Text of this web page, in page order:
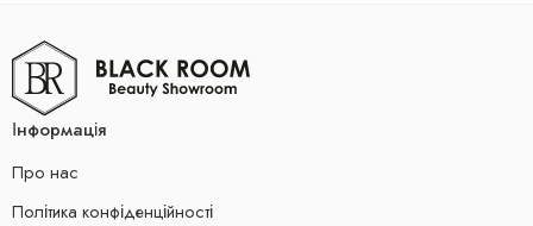
Інформація
Про нас
Політика конфіденційності